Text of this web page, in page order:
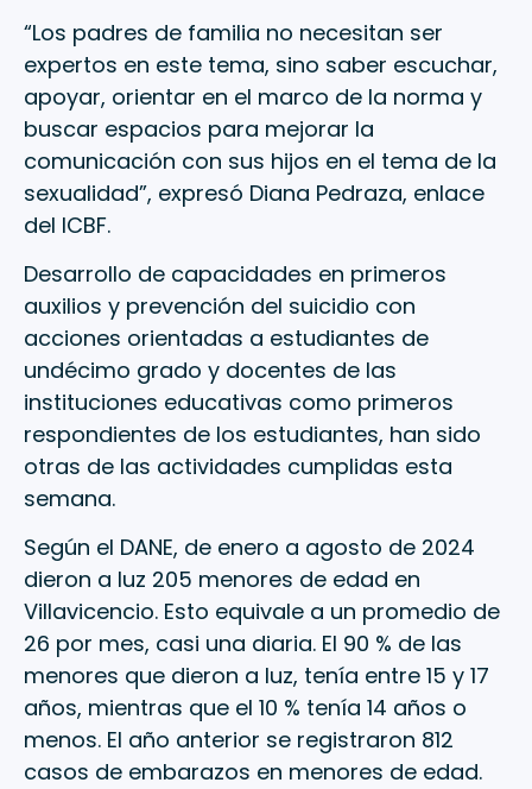
“Los padres de familia no necesitan ser
expertos en este tema, sino saber escuchar,
apoyar, orientar en el marco de la norma y
buscar espacios para mejorar la
comunicación con sus hijos en el tema de la
sexualidad”, expresó Diana Pedraza, enlace
del ICBF.
Desarrollo de capacidades en primeros
auxilios y prevención del suicidio con
acciones orientadas a estudiantes de
undécimo grado y docentes de las
instituciones educativas como primeros
respondientes de los estudiantes, han sido
otras de las actividades cumplidas esta
semana.
Según el DANE, de enero a agosto de 2024
dieron a luz 205 menores de edad en
Villavicencio. Esto equivale a un promedio de
26 por mes, casi una diaria. El 90 % de las
menores que dieron a luz, tenía entre 15 y 17
años, mientras que el 10 % tenía 14 años o
menos. El año anterior se registraron 812
casos de embarazos en menores de edad.